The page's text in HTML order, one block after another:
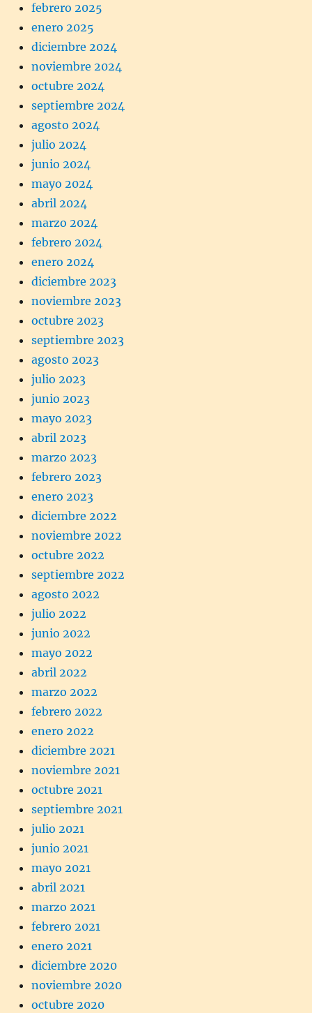
febrero 2025
enero 2025
diciembre 2024
noviembre 2024
octubre 2024
septiembre 2024
agosto 2024
julio 2024
junio 2024
mayo 2024
abril 2024
marzo 2024
febrero 2024
enero 2024
diciembre 2023
noviembre 2023
octubre 2023
septiembre 2023
agosto 2023
julio 2023
junio 2023
mayo 2023
abril 2023
marzo 2023
febrero 2023
enero 2023
diciembre 2022
noviembre 2022
octubre 2022
septiembre 2022
agosto 2022
julio 2022
junio 2022
mayo 2022
abril 2022
marzo 2022
febrero 2022
enero 2022
diciembre 2021
noviembre 2021
octubre 2021
septiembre 2021
julio 2021
junio 2021
mayo 2021
abril 2021
marzo 2021
febrero 2021
enero 2021
diciembre 2020
noviembre 2020
octubre 2020